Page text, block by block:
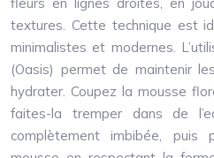
textures. Cette technique est
minimalistes et modernes.
(Oasis) permet de maintenir
hydrater. Coupez la mousse
faites-la tremper dans de
complètement imbibée,